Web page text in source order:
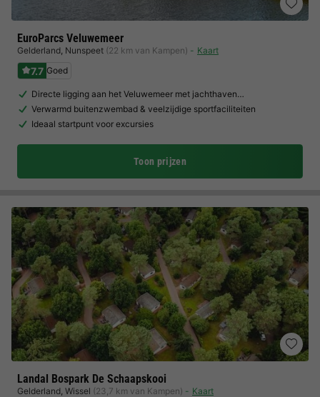
EuroParcs Veluwemeer
Gelderland, Nunspeet (22 km van Kampen) Kaart
7.7 Goed
Directe ligging aan het Veluwemeer met jachthaven…
Verwarmd buitenzwembad & veelzijdige sportfaciliteiten
Ideaal startpunt voor excursies
Toon prijzen
Landal Bospark De Schaapskooi
Gelderland, Wissel (23,7 km van Kampen) Kaart